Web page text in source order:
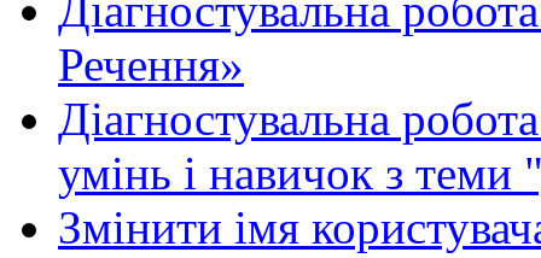
Діагностувальна
Речення»
Діагностувальна
умінь і навичок з теми
Змінити імя